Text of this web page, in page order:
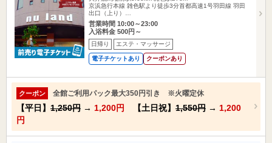
京浜急行本線 雑色駅より徒歩3分首都高速1号羽田線 羽田
出口（上り）…
営業時間 10:00～23:00
入浴料金 500円～
日帰り エステ・マッサージ
電子チケットあり クーポンあり
クーポン 全館ご利用パック最大350円引き ※火曜定休
【平日】 1,250円 → 1,200円 【土日祝】 1,550円 → 1,200
円